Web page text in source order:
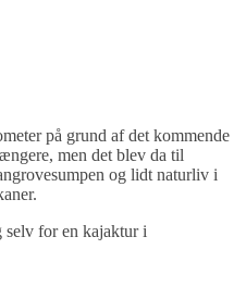
på grund af det kommende
men det blev da til
og lidt naturliv i
for en kajaktur i